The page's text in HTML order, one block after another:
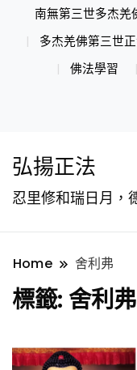
南無第三世多杰羌
多杰羌佛第三世
佛法學習
弘揚正法
忍里修和瑞日月，
Home 舍利弗
標籤: 舍利弗